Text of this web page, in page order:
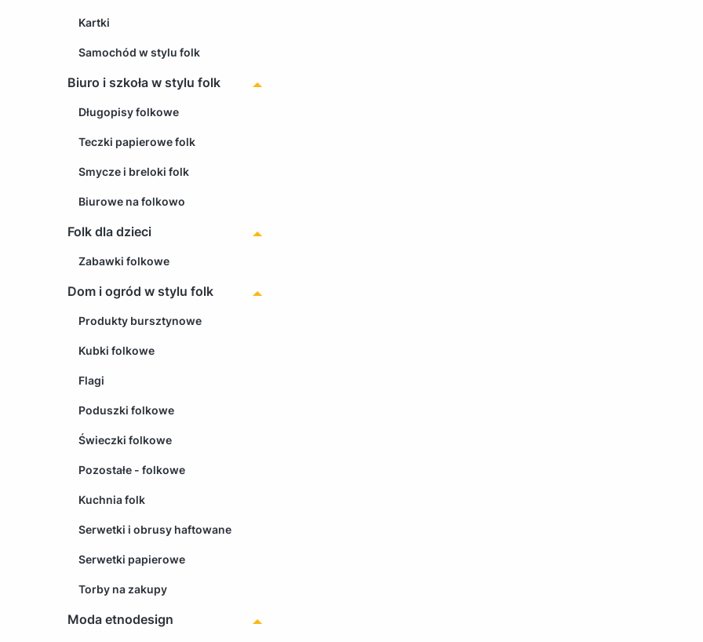
Kartki
Samochód w stylu folk
Biuro i szkoła w stylu folk
Długopisy folkowe
Teczki papierowe folk
Smycze i breloki folk
Biurowe na folkowo
Folk dla dzieci
Zabawki folkowe
Dom i ogród w stylu folk
Produkty bursztynowe
Kubki folkowe
Flagi
Poduszki folkowe
Świeczki folkowe
Pozostałe - folkowe
Kuchnia folk
Serwetki i obrusy haftowane
Serwetki papierowe
Torby na zakupy
Moda etnodesign